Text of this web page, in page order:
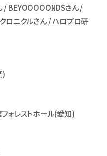
/ BEYOOOOONDSさん /
ロニクルさん / ハロプロ研
)
ォレストホール(愛知)